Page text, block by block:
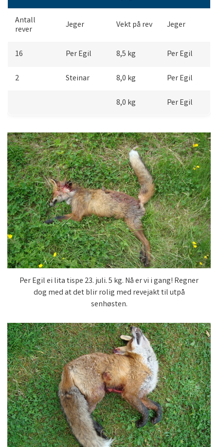
Antall
rever
Jeger Vekt på rev Jeger
16 Per Egil 8,5 kg Per Egil
2 Steinar 8,0 kg Per Egil
8,0 kg Per Egil
Per Egil ei lita tispe 23. juli. 5 kg. Nå er vi i gang! Regner
dog med at det blir rolig med revejakt til utpå
senhøsten.